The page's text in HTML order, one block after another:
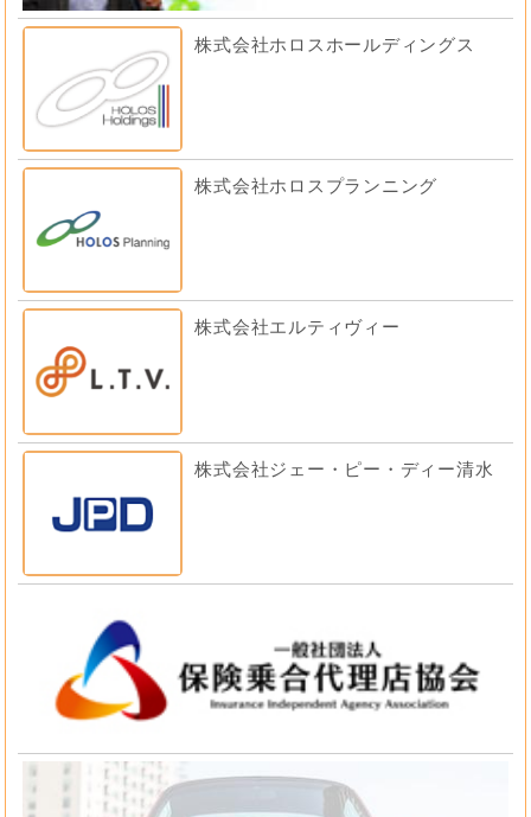
株式会社ホロスホールディングス
株式会社ホロスプランニング
株式会社エルティヴィー
株式会社ジェー・ピー・ディー清水